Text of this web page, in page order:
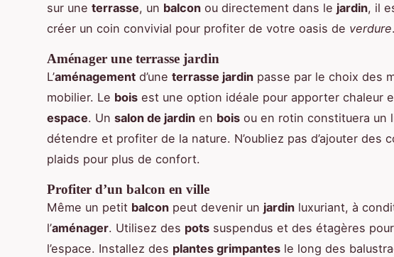
sur une terrasse, un balcon ou directement dans le jardin, il
créer un coin convivial pour profiter de votre oasis de verdure.
Aménager une terrasse jardin
L’aménagement d’une terrasse jardin passe par le choix des
mobilier. Le bois est une option idéale pour apporter chaleur
espace. Un salon de jardin en bois ou en rotin constituera un
détendre et profiter de la nature. N’oubliez pas d’ajouter des
plaids pour plus de confort.
Profiter d’un balcon en ville
Même un petit balcon peut devenir un jardin luxuriant, à
l’aménager. Utilisez des pots suspendus et des étagères
l’espace. Installez des plantes grimpantes le long des